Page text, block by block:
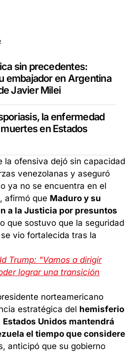
sin precedentes:
embajador en Argentina
Javier Milei
la enfermedad
en Estados
la ofensiva dejó sin capacidad
venezolanas y aseguró
ya no se encuentra en el
afirmó que Maduro y su
a la Justicia por presuntos
que sostuvo que la seguridad
vio fortalecida tras la
Trump: "Vamos a dirigir
lograr una transición
norteamericano
estratégica del hemisferio
Estados Unidos mantendrá
el tiempo que considere
anticipó que su gobierno